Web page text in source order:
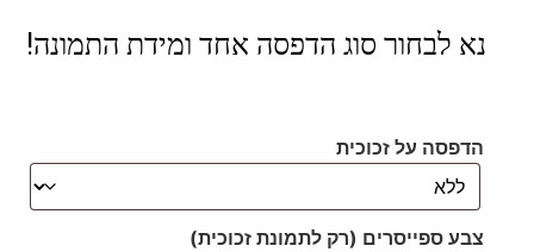
נא לבחור סוג הדפסה אחד ומידת התמונה!
הדפסה על זכוכית
צבע ספייסרים (רק לתמונת זכוכית)